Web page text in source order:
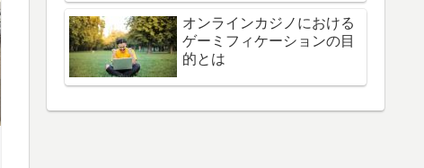
オンラインカジノにおける
ゲーミフィケーションの目
的とは